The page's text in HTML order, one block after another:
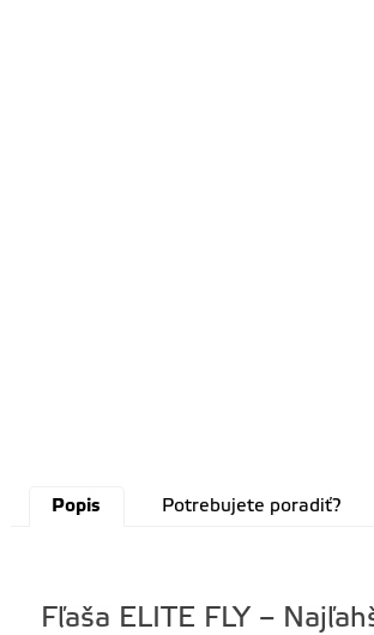
Popis Potrebujete poradiť?
Fľaša ELITE FLY –